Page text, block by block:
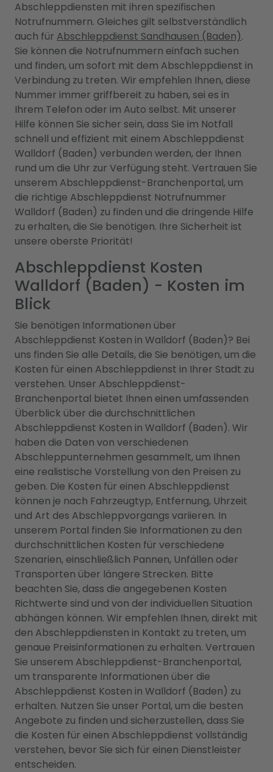
Abschleppdiensten mit ihren spezifischen
Notrufnummern. Gleiches gilt selbstverständlich
auch für Abschleppdienst Sandhausen (Baden).
Sie können die Notrufnummern einfach suchen
und finden, um sofort mit dem Abschleppdienst in
Verbindung zu treten. Wir empfehlen Ihnen, diese
Nummer immer griffbereit zu haben, sei es in
Ihrem Telefon oder im Auto selbst. Mit unserer
Hilfe können Sie sicher sein, dass Sie im Notfall
schnell und effizient mit einem Abschleppdienst
Walldorf (Baden) verbunden werden, der Ihnen
rund um die Uhr zur Verfügung steht. Vertrauen Sie
unserem Abschleppdienst-Branchenportal, um
die richtige Abschleppdienst Notrufnummer
Walldorf (Baden) zu finden und die dringende Hilfe
zu erhalten, die Sie benötigen. Ihre Sicherheit ist
unsere oberste Priorität!
Abschleppdienst Kosten
Walldorf (Baden) - Kosten im
Blick
Sie benötigen Informationen über
Abschleppdienst Kosten in Walldorf (Baden)? Bei
uns finden Sie alle Details, die Sie benötigen, um die
Kosten für einen Abschleppdienst in Ihrer Stadt zu
verstehen. Unser Abschleppdienst-
Branchenportal bietet Ihnen einen umfassenden
Überblick über die durchschnittlichen
Abschleppdienst Kosten in Walldorf (Baden). Wir
haben die Daten von verschiedenen
Abschleppunternehmen gesammelt, um Ihnen
eine realistische Vorstellung von den Preisen zu
geben. Die Kosten für einen Abschleppdienst
können je nach Fahrzeugtyp, Entfernung, Uhrzeit
und Art des Abschleppvorgangs variieren. In
unserem Portal finden Sie Informationen zu den
durchschnittlichen Kosten für verschiedene
Szenarien, einschließlich Pannen, Unfällen oder
Transporten über längere Strecken. Bitte
beachten Sie, dass die angegebenen Kosten
Richtwerte sind und von der individuellen Situation
abhängen können. Wir empfehlen Ihnen, direkt mit
den Abschleppdiensten in Kontakt zu treten, um
genaue Preisinformationen zu erhalten. Vertrauen
Sie unserem Abschleppdienst-Branchenportal,
um transparente Informationen über die
Abschleppdienst Kosten in Walldorf (Baden) zu
erhalten. Nutzen Sie unser Portal, um die besten
Angebote zu finden und sicherzustellen, dass Sie
die Kosten für einen Abschleppdienst vollständig
verstehen, bevor Sie sich für einen Dienstleister
entscheiden.